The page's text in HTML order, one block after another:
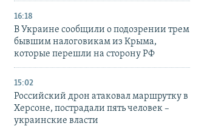
16:18
В Украине сообщили о подозрении трем
бывшим налоговикам из Крыма,
которые перешли на сторону РФ
15:02
Российский дрон атаковал маршрутку в
Херсоне, пострадали пять человек –
украинские власти